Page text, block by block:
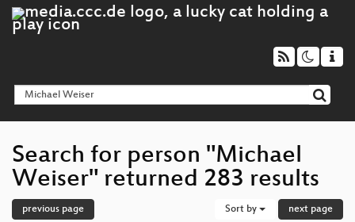
Search for person "Michael
Weiser" returned 283 results
previous page Sort by next page